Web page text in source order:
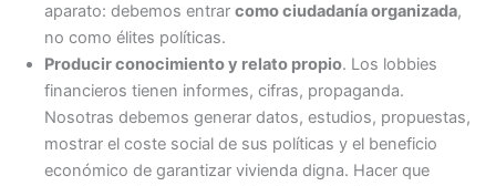
aparato: debemos entrar como ciudadanía organizada,
no como élites políticas.
Producir conocimiento y relato propio. Los lobbies
financieros tienen informes, cifras, propaganda.
Nosotras debemos generar datos, estudios, propuestas,
mostrar el coste social de sus políticas y el beneficio
económico de garantizar vivienda digna. Hacer que